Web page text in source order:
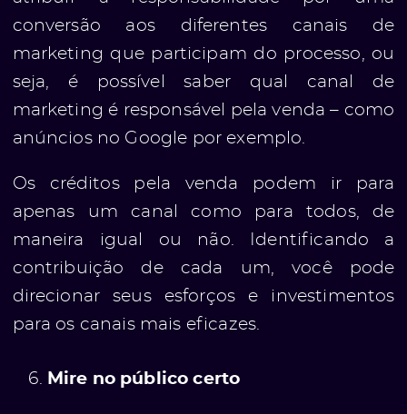
conversão aos diferentes canais de
marketing que participam do processo, ou
seja, é possível saber qual canal de
marketing é responsável pela venda – como
anúncios no Google por exemplo.
Os créditos pela venda podem ir para
apenas um canal como para todos, de
maneira igual ou não. Identificando a
contribuição de cada um, você pode
direcionar seus esforços e investimentos
para os canais mais eficazes.
Mire no público certo